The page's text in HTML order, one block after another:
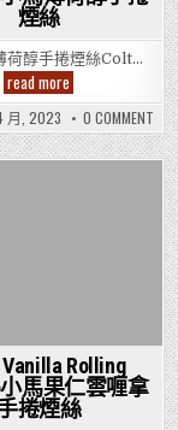
擇
煙絲
醇手捲煙絲Colt…
read more
Menthol
Rolling
Tobacco
小
馬
月, 2023 0 COMMENTON
小
馬
薄
荷
醇
手
捲
煙
絲
Rolling
小馬果仁雲喱拿
捲煙絲